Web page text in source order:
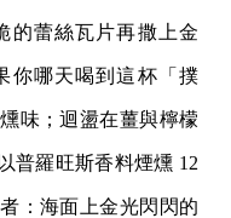
的蕾絲瓦片再撒上金
你哪天喝到這杯「撲
味；迴盪在薑與檸檬
普羅旺斯香料煙燻 12
：海面上金光閃閃的